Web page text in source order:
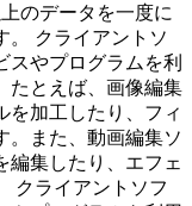
のデータを一度に
。 クライアントソ
スやプログラムを利
たとえば、画像編集
を加工したり、フィ
。また、動画編集ソ
編集したり、エフェ
クライアントソフ